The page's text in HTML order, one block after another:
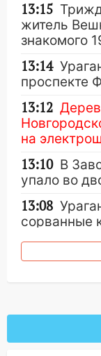
13:15
житель
знакомого
13:14
проспекте
13:12
на
13:10 В
упало во
13:08
сорванные